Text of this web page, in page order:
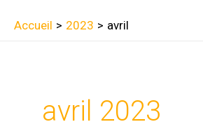
Accueil 2023 avril
avril 2023